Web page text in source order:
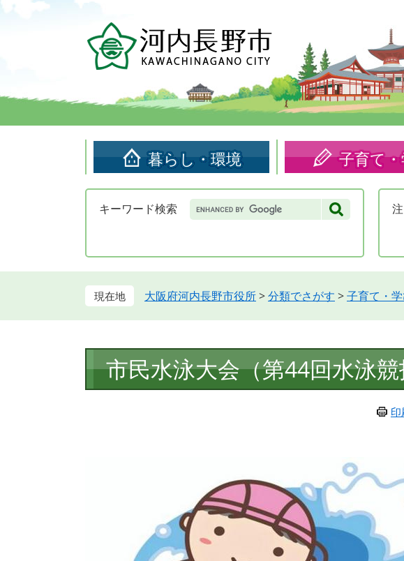
頭
す。
飛
し
暮らし・環境 子育て
キーワード検索 Google
カ
検
注
大阪府河内長野市役所>分類でさがす >子育て・
文
市民水泳大会（第44回水泳